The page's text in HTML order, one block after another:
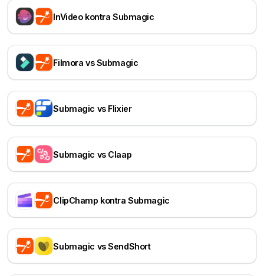
InVideo kontra Submagic
Filmora vs Submagic
Submagic vs Flixier
Submagic vs Claap
ClipChamp kontra Submagic
Submagic vs SendShort